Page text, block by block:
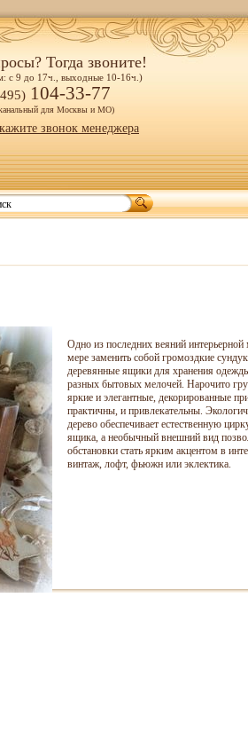
Тогда звоните!
с 9 до 17ч., выходные 10-16ч.)
104-33-77
для Москвы и МО)
звонок менеджера
Одно из последних веяний
мере заменить собой громоздкие
деревянные ящики для хранения
разных бытовых мелочей. Нарочито
яркие и элегантные, декорированные
практичны, и привлекательны.
дерево обеспечивает естественную
ящика, а необычный внешний вид
обстановки стать ярким акцентом в
винтаж, лофт, фьюжн или эклектика.